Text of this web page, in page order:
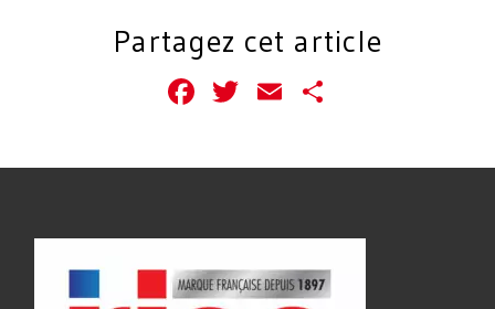
Partagez cet article
Facebook
Twitter
Email